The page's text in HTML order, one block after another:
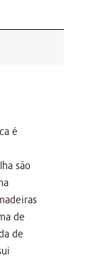
é
são
de
de